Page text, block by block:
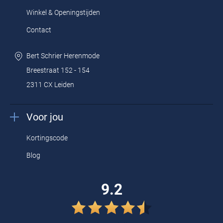
Design en extra’s
DeSlater t-shirts
lange mouwen heeft een aangesloten pasvorm en is gemaakt van
stretch kwaliteit voor extra comfort. Het shirt volgt de contouren
van het lichaam.
sleeveless shirt niet ontbreken. Deze tanktop is rechtvallend en is
afgezet met een geribde boord. Het zachte katoen heeft geen
Winkel & Openingstijden
Contact
Bert Schrier Herenmode
Breestraat 152 - 154
2311 CX Leiden
Voor jou
Kortingscode
Blog
9.2